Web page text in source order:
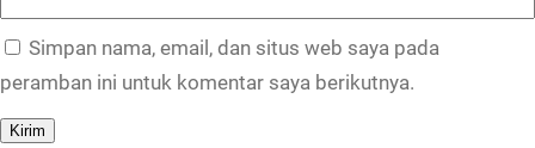
Simpan nama, email, dan situs web saya pada
peramban ini untuk komentar saya berikutnya.